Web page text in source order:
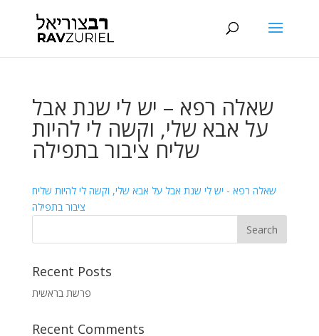
שאלה רפא – יש לי שנת אבל
על אבא שלי, וקשה לי להיות
שליח ציבור בתפילה
שאלה רפא - יש לי שנת אבל על אבא שלי, וקשה לי להיות שליח
ציבור בתפילה
Recent Posts
פרשת בראשית
Recent Comments